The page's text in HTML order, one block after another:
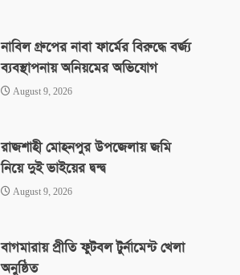
নাবিল গ্রুপের নাবা ফার্মের বিরুদ্ধে বর্জ্য
ব্যবস্থাপনায় অনিয়মের অভিযোগ
August 9, 2026
রাজশাহী মোহনপুর উপজেলায় জমি
নিয়ে দুই ভাইয়ের দ্বন্দ্ব
August 9, 2026
বাগমারায় প্রীতি ফুটবল টুর্নামেন্ট খেলা
অনুষ্ঠিত